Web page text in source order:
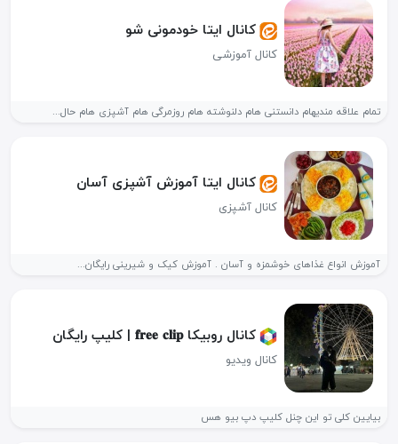
کانال ایتا خودمونی شو
کانال آموزشی
تمام علاقه مندیهام دانستنی هام دلنوشته هام روزمرگی هام آشپزی هام حال...
کانال ایتا آموزش آشپزی آسان
کانال آشپزی
آموزش انواع غذاهای خوشمزه و آسان . آموزش کیک و شیرینی رایگان...
کانال روبیکا 𝐟𝐫𝐞𝐞 𝐜𝐥𝐢𝐩 | کلیپ رایگان
کانال ویدیو
بیایین کلی تو این چنل کلیپ دپ بیو هس